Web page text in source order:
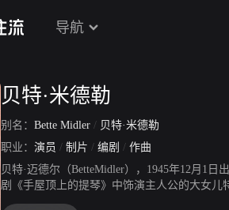
导航
贝特·米德勒
别名： Bette Midler / 贝特·米德勒
职业： 演员 / 制片 / 编剧 / 作曲
贝特·迈德尔（BetteMidler），1945年12月1
剧《手屋顶上的提琴》中饰演主人公的大女儿
影《歌声泪痕》，并且凭借该片获得第52届